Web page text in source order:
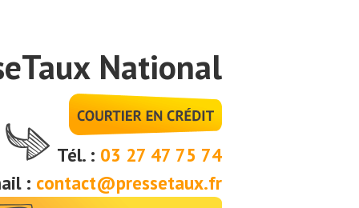
National
Tél. : 03 27 47 75 74
: contact@pressetaux.fr